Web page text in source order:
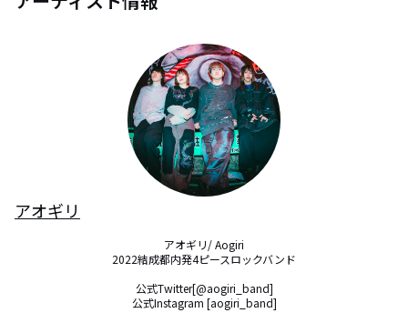
アオギリ
アオギリ/ Aogiri
2022結成都内発4ピースロックバンド
公式Twitter[@aogiri_band]
公式Instagram [aogiri_band]